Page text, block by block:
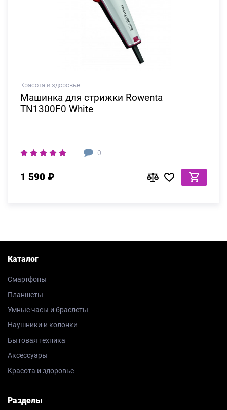
Красота и здоровье
Машинка для стрижки Rowenta
TN1300F0 White
0
1 590 ₽
Каталог
Смартфоны
Планшеты
Умные часы и браслеты
Наушники и колонки
Бытовая техника
Аксессуары
Красота и здоровье
Разделы